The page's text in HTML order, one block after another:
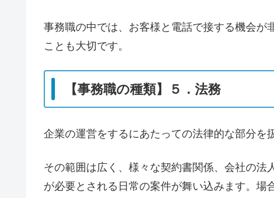
事務職の中では、お客様と電話で接する機会が
ことも大切です。
【事務職の種類】５．法務
企業の運営をするにあたっての法律的な部分を
その範囲は広く、様々な契約書関係、会社の
が必要とされる日常の案件が舞い込みます。